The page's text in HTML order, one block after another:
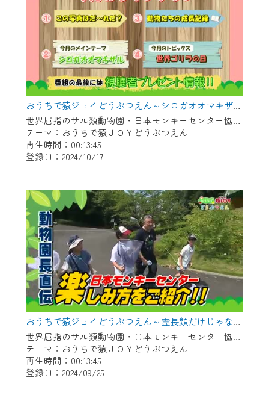
おうちで猿ジョイどうぶつえん～シロガオオマキザル～（2024年9月16日初回放送）
世界屈指のサル類動物園・日本モンキーセンター協力の親子で学べる動物番組。
テーマ：おうちで猿ＪＯＹどうぶつえん
再生時間：00:13:45
登録日：2024/10/17
おうちで猿ジョイどうぶつえん～霊長類だけじゃない！？ 夏休みは日本モンキーセンターへ！～（2024年8月16日初回放送）
世界屈指のサル類動物園・日本モンキーセンター協力の親子で学べる動物番組。
テーマ：おうちで猿ＪＯＹどうぶつえん
再生時間：00:13:45
登録日：2024/09/25